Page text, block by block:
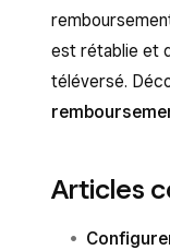
est rétablie et
téléversé.
Articles